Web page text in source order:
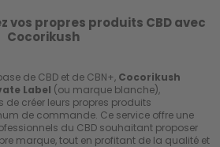
vos propres produits CBD avec
Cocorikush
de CBD et de CBN+, Cocorikush
Label (ou marque blanche),
de créer leurs propres produits
de commande. Ce service offre une
du CBD souhaitant proposer
marque, tout en profitant de la qualité et